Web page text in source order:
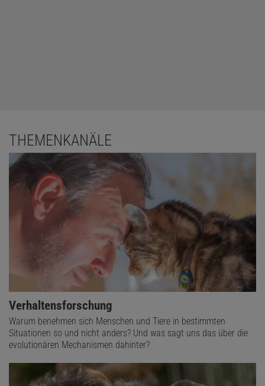
THEMENKANÄLE
Verhaltensforschung
Warum benehmen sich Menschen und Tiere in bestimmten
Situationen so und nicht anders? Und was sagt uns das über die
evolutionären Mechanismen dahinter?